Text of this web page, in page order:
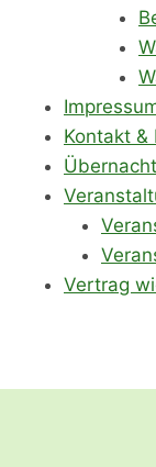
Kontakt &
Vertrag